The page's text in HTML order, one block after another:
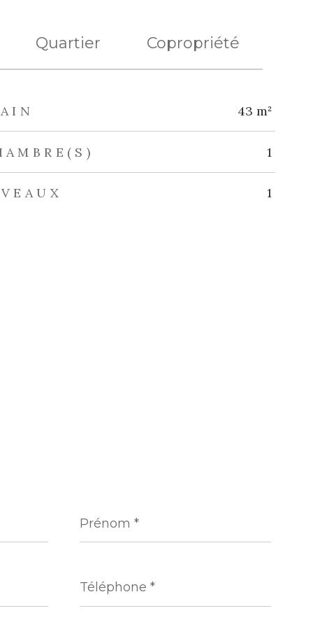
Quartier Copropriété
43 m²
1
1
*
*